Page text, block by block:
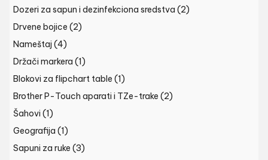
Dozeri za sapun i dezinfekciona sredstva (2)
Drvene bojice (2)
Nameštaj (4)
Držači markera (1)
Blokovi za flipchart table (1)
Brother P-Touch aparati i TZe-trake (2)
Šahovi (1)
Geografija (1)
Sapuni za ruke (3)